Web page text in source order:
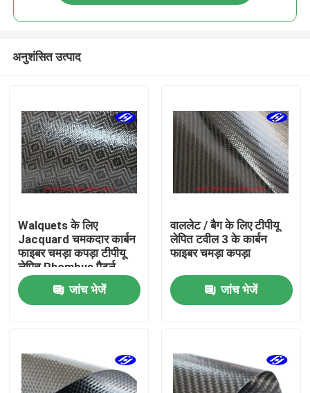
होम
वीडियो
अनुशंसित उत्पाद
Walquets के लिए
Jacquard चमकदार कार्बन
फाइबर चमड़ा कपड़ा टीपीयू
लेपित Rhombus पैटर्न
जांच भेजें
वाललेट / बैग के लिए टीपीयू
लेपित टवील 3 के कार्बन
फाइबर चमड़ा कपड़ा
जांच भेजें